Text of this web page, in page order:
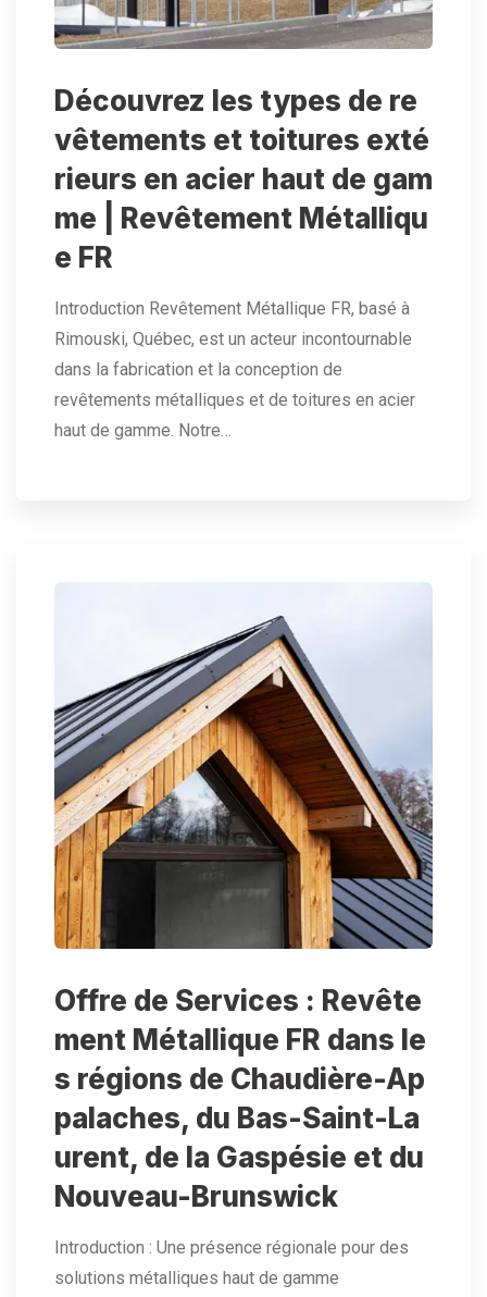
Découvrez les types de re
vêtements et toitures exté
rieurs en acier haut de gam
me | Revêtement Métalliqu
e FR
Introduction Revêtement Métallique FR, basé à
Rimouski, Québec, est un acteur incontournable
dans la fabrication et la conception de
revêtements métalliques et de toitures en acier
haut de gamme. Notre…
Offre de Services : Revête
ment Métallique FR dans le
s régions de Chaudière-Ap
palaches, du Bas-Saint-La
urent, de la Gaspésie et du
Nouveau-Brunswick
Introduction : Une présence régionale pour des
solutions métalliques haut de gamme